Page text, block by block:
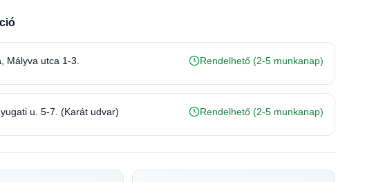
, Mályva utca 1-3. Rendelhető (2-5 munkanap)
u. 5-7. (Karát udvar) Rendelhető (2-5 munkanap)